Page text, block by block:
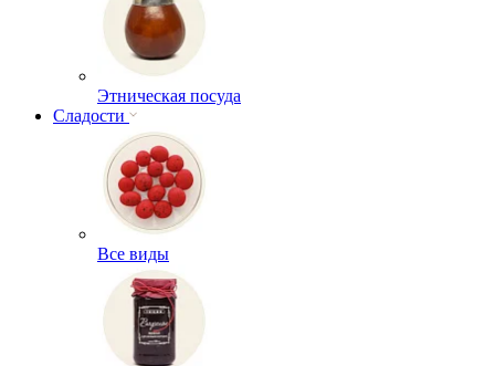
Этническая посуда
Сладости
Все виды